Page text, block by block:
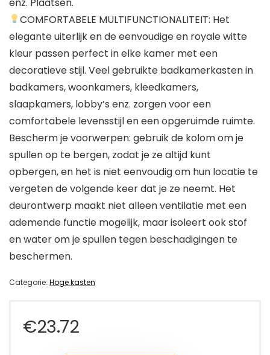
COMFORTABELE MULTIFUNCTIONALITEIT: Het
elegante uiterlijk en de eenvoudige en royale witte
kleur passen perfect in elke kamer met een
decoratieve stijl. Veel gebruikte badkamerkasten in
badkamers, woonkamers, kleedkamers,
slaapkamers, lobby’s enz. zorgen voor een
comfortabele levensstijl en een opgeruimde ruimte.
Bescherm je voorwerpen: gebruik de kolom om je
spullen op te bergen, zodat je ze altijd kunt
opbergen, en het is niet eenvoudig om hun locatie te
vergeten de volgende keer dat je ze neemt. Het
deurontwerp maakt niet alleen ventilatie met een
ademende functie mogelijk, maar isoleert ook stof
en water om je spullen tegen beschadigingen te
beschermen.
Categorie: Hoge kasten
€23.72